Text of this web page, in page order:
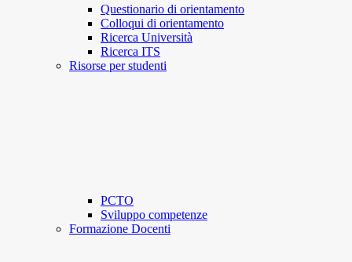
Questionario di orientamento
Colloqui di orientamento
Ricerca Università
Ricerca ITS
Risorse per studenti
PCTO
Sviluppo competenze
Formazione Docenti